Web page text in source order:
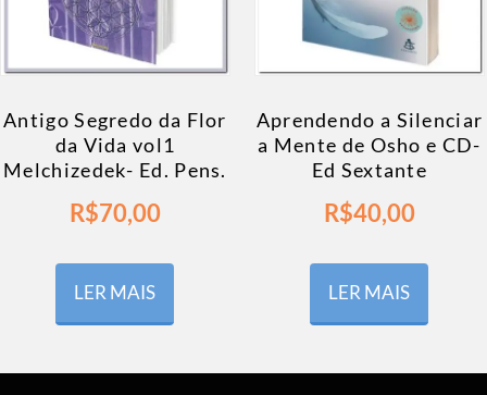
Antigo Segredo da Flor
da Vida vol1
Melchizedek- Ed. Pens.
R$70,00
LER MAIS
Aprendendo a Silenciar
a Mente de Osho e CD-
Ed Sextante
R$40,00
LER MAIS